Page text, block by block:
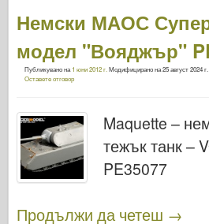
Немски МАОС
модел "Вояджър"
Публикувано на 1 юни 2012 г. Модифицирано на25 август 2024 г.
Оставете отговор
Maquette –
тежък танк –
PE35077
Продължи да четеш →